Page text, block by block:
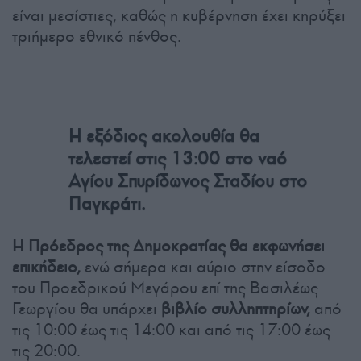
είναι μεσίστιες, καθώς η κυβέρνηση έχει κηρύξει
τριήμερο εθνικό πένθος.
Η εξόδιος ακολουθία θα
τελεστεί στις 13:00 στο ναό
Αγίου Σπυρίδωνος Σταδίου στο
Παγκράτι.
Η Πρόεδρος της Δημοκρατίας θα εκφωνήσει
επικήδειο, ενώ σήμερα και αύριο στην είσοδο
του Προεδρικού Μεγάρου επί της Βασιλέως
Γεωργίου θα υπάρχει βιβλίο συλληπτηρίων, από
τις 10:00 έως τις 14:00 και από τις 17:00 έως
τις 20:00.